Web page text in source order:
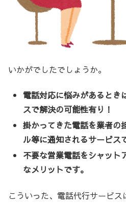
いかがでしたでしょうか。
電話対応に悩みがあるとき
スで解決の可能性有り！
掛かってきた電話を業者
ル等に通知されるサービス
不要な営業電話をシャット
なメリットです。
こういった、電話代行サービ